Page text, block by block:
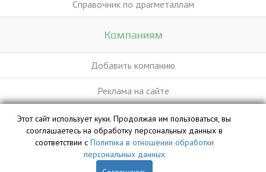
Справочник по драгметаллам
Компаниям
Добавить компанию
Реклама на сайте
База данных сайта vyvoz.org является интеллектуальной
собственностью ООО «Профит» и охраняется законом.
Этот сайт использует куки. Продолжая им пользоваться, вы
сооглашаетесь на обработку персональных данных в
соответствии с Политика в отношении обработки
персональных данных